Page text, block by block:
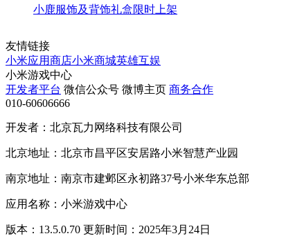
小鹿服饰及背饰礼盒限时上架
友情链接
小米应用商店小米商城英雄互娱
小米游戏中心
开发者平台 微信公众号 微博主页 商务合作
010-60606666
开发者：北京瓦力网络科技有限公司
北京地址：北京市昌平区安居路小米智慧产业园
南京地址：南京市建邺区永初路37号小米华东总部
应用名称：小米游戏中心
版本：13.5.0.70 更新时间：2025年3月24日